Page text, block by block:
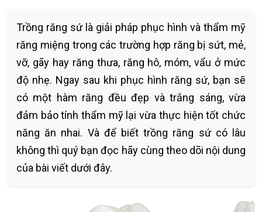
Trồng răng sứ là giải pháp phục hình và thẩm mỹ
răng miệng trong các trường hợp răng bị sứt, mẻ,
vỡ, gãy hay răng thưa, răng hô, móm, vẩu ở mức
độ nhẹ. Ngay sau khi phục hình răng sứ, bạn sẽ
có một hàm răng đều đẹp và trắng sáng, vừa
đảm bảo tính thẩm mỹ lại vừa thực hiện tốt chức
năng ăn nhai. Và để biết trồng răng sứ có lâu
không thì quý bạn đọc hãy cùng theo dõi nội dung
của bài viết dưới đây.